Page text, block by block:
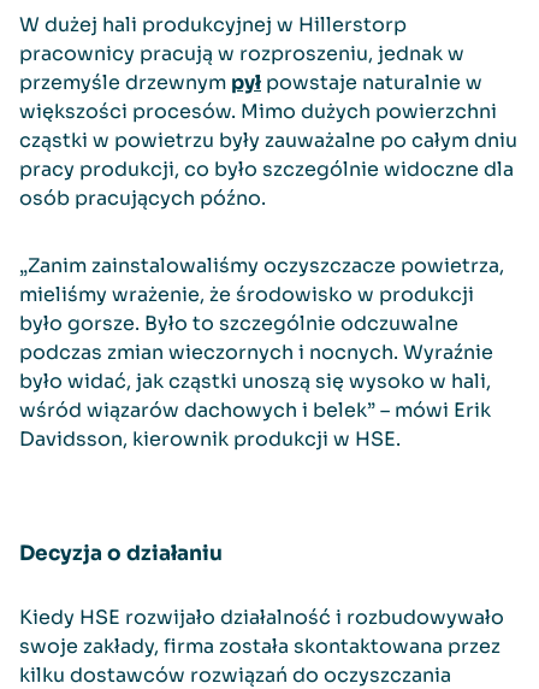
W dużej hali produkcyjnej w Hillerstorp
pracownicy pracują w rozproszeniu, jednak w
przemyśle drzewnym pył powstaje naturalnie w
większości procesów. Mimo dużych powierzchni
cząstki w powietrzu były zauważalne po całym dniu
pracy produkcji, co było szczególnie widoczne dla
osób pracujących późno.
„Zanim zainstalowaliśmy oczyszczacze powietrza,
mieliśmy wrażenie, że środowisko w produkcji
było gorsze. Było to szczególnie odczuwalne
podczas zmian wieczornych i nocnych. Wyraźnie
było widać, jak cząstki unoszą się wysoko w hali,
wśród wiązarów dachowych i belek” – mówi Erik
Davidsson, kierownik produkcji w HSE.
Decyzja o działaniu
Kiedy HSE rozwijało działalność i rozbudowywało
swoje zakłady, firma została skontaktowana przez
kilku dostawców rozwiązań do oczyszczania